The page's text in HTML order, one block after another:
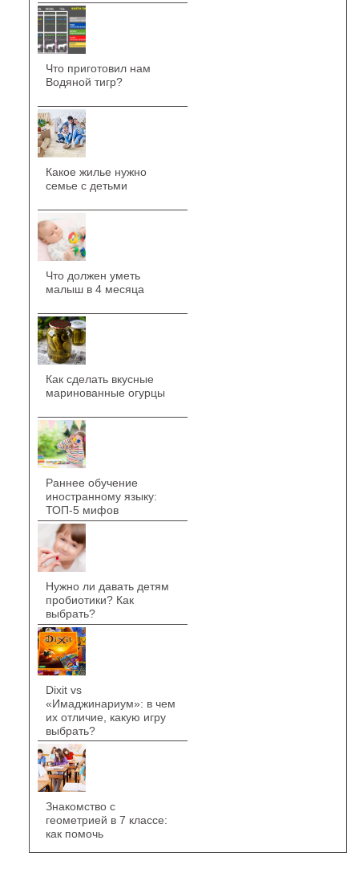
Что приготовил нам
Водяной тигр?
Какое жилье нужно
семье с детьми
Что должен уметь
малыш в 4 месяца
Как сделать вкусные
маринованные огурцы
Раннее обучение
иностранному языку:
ТОП-5 мифов
Нужно ли давать детям
пробиотики? Как
выбрать?
Dixit vs
«Имаджинариум»: в чем
их отличие, какую игру
выбрать?
Знакомство с
геометрией в 7 классе:
как помочь